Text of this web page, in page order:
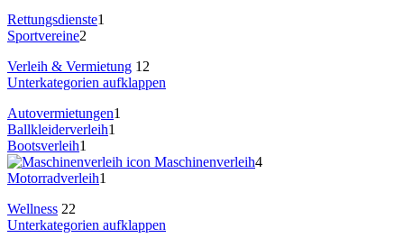
Rettungsdienste1
Sportvereine2
Verleih & Vermietung 12
Unterkategorien aufklappen
Autovermietungen1
Ballkleiderverleih1
Bootsverleih1
Maschinenverleih4
Motorradverleih1
Wellness 22
Unterkategorien aufklappen